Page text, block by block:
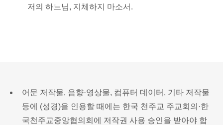
저의 하느님, 지체하지 마소서.
어문 저작물, 음향·영상물, 컴퓨터 데이터, 기타 저작물
등에 (성경)을 인용할 때에는 한국 천주교 주교회의·한
국천주교중앙협의회에 저작권 사용 승인을 받아야 합